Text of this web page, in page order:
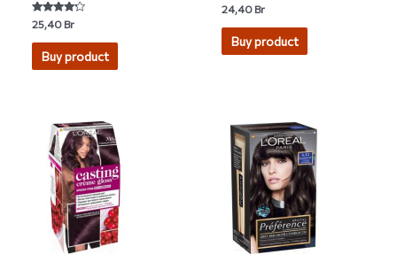
Rated
4.00
out of 5
25,40Br
Buy product
Rated
4.50
out of 5
24,40Br
Buy product